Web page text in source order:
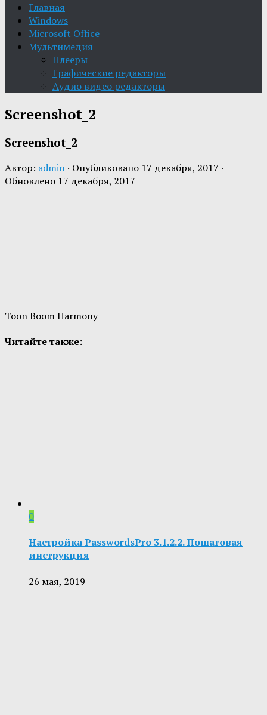
Главная
Windows
Microsoft Office
Мультимедия
Плееры
Графические редакторы
Aудио видео редакторы
Screenshot_2
Screenshot_2
Автор: admin · Опубликовано 17 декабря, 2017 ·
Обновлено 17 декабря, 2017
Toon Boom Harmony
Читайте также:
0
Настройка PasswordsPro 3.1.2.2. Пошаговая
инструкция
26 мая, 2019